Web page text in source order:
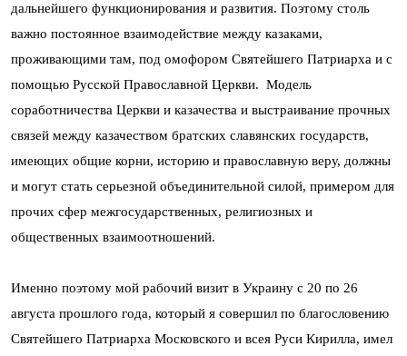
дальнейшего функционирования и развития. Поэтому столь
важно постоянное взаимодействие между казаками,
проживающими там, под омофором Святейшего Патриарха и с
помощью Русской Православной Церкви. Модель
соработничества Церкви и казачества и выстраивание прочных
связей между казачеством братских славянских государств,
имеющих общие корни, историю и православную веру, должны
и могут стать серьезной объединительной силой, примером для
прочих сфер межгосударственных, религиозных и
общественных взаимоотношений.
Именно поэтому мой рабочий визит в Украину с 20 по 26
августа прошлого года, который я совершил по благословению
Святейшего Патриарха Московского и всея Руси Кирилла, имел